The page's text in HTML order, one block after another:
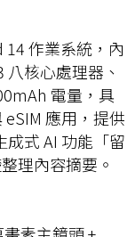
14 作業系統，內
核心處理器、
電量，具
應用，提供
成式 AI 功能「留
理內容摘要。